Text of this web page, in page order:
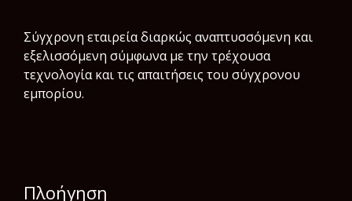
Σύγχρονη εταιρεία διαρκώς αναπτυσσόμενη και
εξελισσόμενη σύμφωνα µε την τρέχουσα
τεχνολογία και τις απαιτήσεις του σύγχρονου
εμπορίου.
Πλοήγηση